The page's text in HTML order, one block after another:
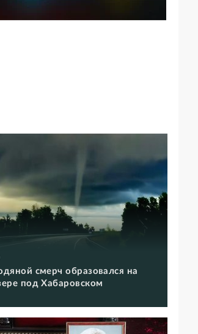
смерч образовался на
под Хабаровском